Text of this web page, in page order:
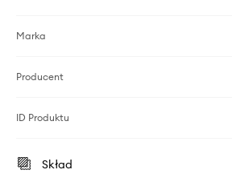
Marka
Producent
ID Produktu
Skład